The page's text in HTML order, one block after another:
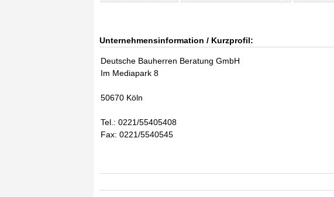
Unternehmensinformation / Kurzprofil:
Deutsche Bauherren Beratung GmbH
Im Mediapark 8
50670 Köln
Tel.: 0221/55405408
Fax: 0221/5540545